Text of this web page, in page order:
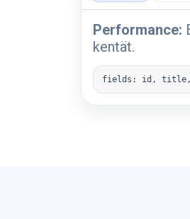
Performance:
kentät.
fields: id, title,